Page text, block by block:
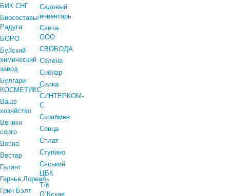
БИК СНГ
Биосоставы/
Радуга
БОРО
Буйский
химический
завод
Булгари-
КОСМЕТИКС
Ваше
хозяйство
Веники
сорго
Весна
Вестар
Галант
Гарнье,Лореаль
Грин Бэлт
Садовый
инвентарь
Свеча
ООО
СВОБОДА
Селена
Сибиар
Силка
СИНТЕРКОМ-
С
Скрабмен
Сонца
Сплат
Ступино
Сяський
ЦБК
Т/б
О`Кская